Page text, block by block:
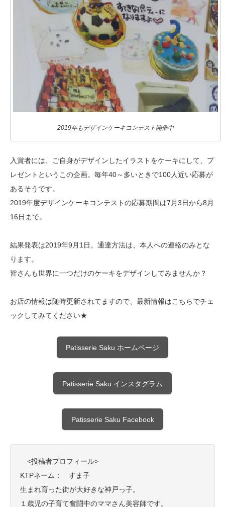
2019年もデザインケーキコンテスト開催中
入賞者には、ご自身がデザインしたイラストをケーキにして、プ
レゼントというこの企画。毎年40～多いときで100人近い応募が
あるそうです。
2019年度デザインケーキコンテストの応募期間は7月3日から8月
16日まで。
結果発表は2019年9月1日。通達方法は、本人への連絡のみとな
ります。
皆さんも世界に一つだけのケーキをデザインしてみませんか？
お店の情報は随時更新されてますので、最新情報はこちらでチェ
ックしてみてください★
Patisserie Saku ホームページ
Patisserie Saku インスタグラム
Patisserie Saku Facebook
<投稿者プロフィール>
KTPネーム： すま子
生まれ育った街が大好きな神戸っ子。
１歳児の子育て奮闘中のママさん美容師です。